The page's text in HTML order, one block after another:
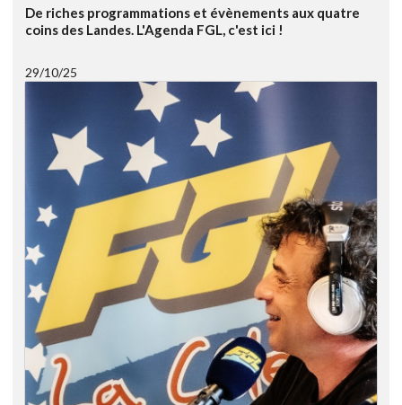
De riches programmations et évènements aux quatre
coins des Landes. L'Agenda FGL, c'est ici !
29/10/25